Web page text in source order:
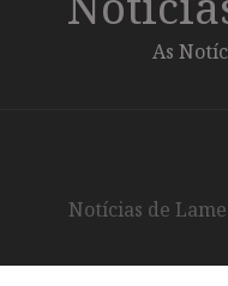
As
Notícias de